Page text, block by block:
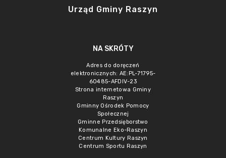
Urząd Gminy Raszyn
NA SKRÓTY
Adres do doręczeń
elektronicznych: AE:PL-71795-
60485-AFDIV-23
Strona internetowa Gminy
Raszyn
Gminny Ośrodek Pomocy
Społecznej
Gminne Przedsięborstwo
Komunalne Eko-Raszyn
Centrum Kultury Raszyn
Centrum Sportu Raszyn